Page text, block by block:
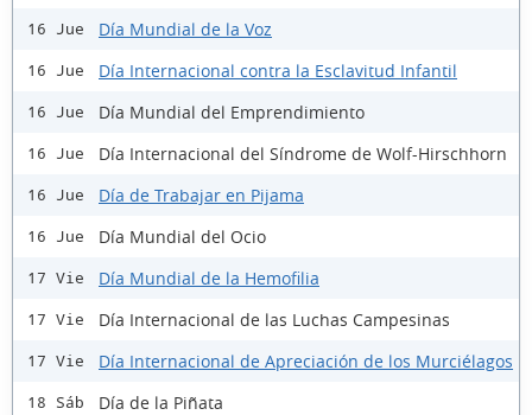
16 Jue Día Mundial de la Voz
16 Jue Día Internacional contra la Esclavitud Infantil
16 Jue Día Mundial del Emprendimiento
16 Jue Día Internacional del Síndrome de Wolf-Hirschhorn
16 Jue Día de Trabajar en Pijama
16 Jue Día Mundial del Ocio
17 Vie Día Mundial de la Hemofilia
17 Vie Día Internacional de las Luchas Campesinas
17 Vie Día Internacional de Apreciación de los Murciélagos
18 Sáb Día de la Piñata